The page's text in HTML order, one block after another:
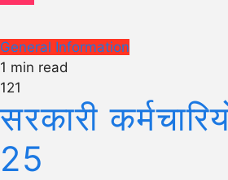
General Information
1 min read
121
सरकारी
25